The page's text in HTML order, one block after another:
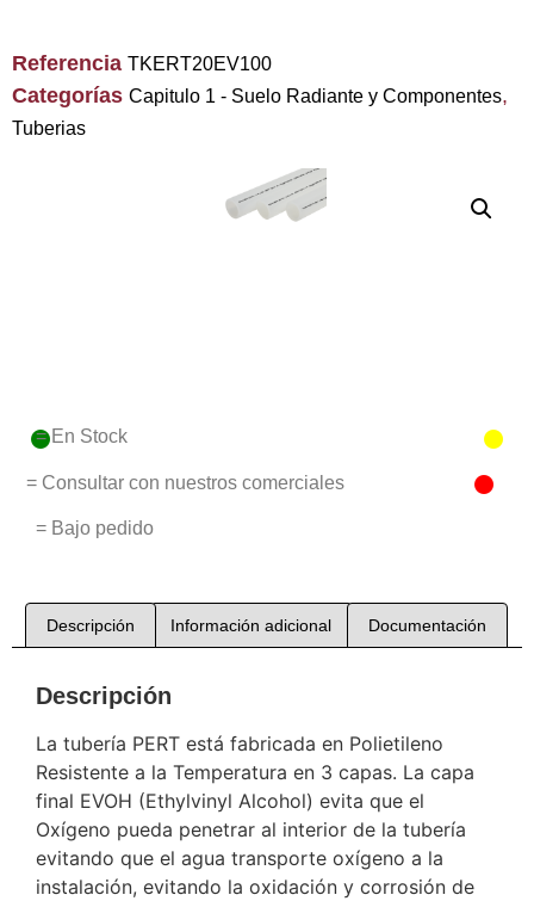
Referencia TKERT20EV100
Categorías Capitulo 1 - Suelo Radiante y Componentes,
Tuberias
= En Stock
= Consultar con nuestros comerciales
= Bajo pedido
Descripción Información adicional Documentación
Descripción
La tubería PERT está fabricada en Polietileno
Resistente a la Temperatura en 3 capas. La capa
final EVOH (Ethylvinyl Alcohol) evita que el
Oxígeno pueda penetrar al interior de la tubería
evitando que el agua transporte oxígeno a la
instalación, evitando la oxidación y corrosión de